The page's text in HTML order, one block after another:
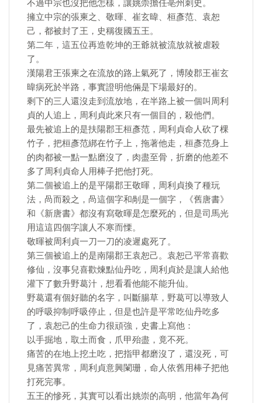
不過中宗也沒把他怎樣，讓姚崇擔任亳州刺史。
擁立中宗的張柬之、敬暉、崔玄暐、桓彥范、袁恕
己，都被封了王，史稱復國五王。
第二年，這五位再造乾坤的王爺就被流放就被虐殺
了。
漢陽君王張柬之在流放的路上氣死了，博陵郡王崔玄
暐病死於半路，事實證明他倆是下場最好的。
剩下的三人還沒走到流放地，在半路上被一個叫周利
貞的人追上，周利貞此來只有一個目的，殺他們。
最先被追上的是扶陽郡王桓彥范，周利貞命人砍了棵
竹子，把桓彥范綁在竹子上，拖著他走，桓彥范身上
的肉都被一點一點磨沒了，肉盡至骨，折磨的他差不
多了周利貞命人用棒子把他打死。
第二個被追上的是平陽郡王敬暉，周利貞換了種玩
法，咼而殺之，咼這個字和剮是一個字，《舊唐書》
和《新唐書》都沒有寫敬暉是怎麼死的，但是司馬光
用這這四個字讓人不寒而慄。
敬暉被周利貞一刀一刀的凌遲處死了。
第三個被追上的是南陽郡王袁恕己。袁恕己平常喜歡
修仙，沒事兒喜歡煉點仙丹吃，周利貞於是讓人給他
灌下了數升野葛汁，想看看他能不能升仙。
野葛還有個好聽的名字，叫斷腸草，野葛可以導致人
的呼吸抑制呼吸停止，但是也許是平常吃仙丹吃多
了，袁恕己的生命力很頑強，史書上寫他：
以手掘地，取土而食，爪甲殆盡，竟不死。
痛苦的在地上挖土吃，把指甲都磨沒了，還沒死，可
見痛苦異常，周利貞意興闌珊，命人依舊用棒子把他
打死完事。
五王的慘死，其實可以看出姚崇的高明，他當年為何